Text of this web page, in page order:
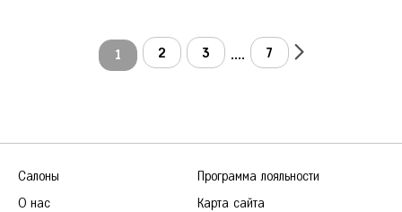
1 2 3 .... 7
Салоны
О нас
Программа лояльности
Карта сайта